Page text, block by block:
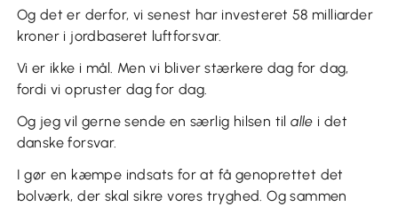
Og det er derfor, vi senest har investeret 58 milliarder
kroner i jordbaseret luftforsvar.
Vi er ikke i mål. Men vi bliver stærkere dag for dag,
fordi vi opruster dag for dag.
Og jeg vil gerne sende en særlig hilsen tilalle i det
danske forsvar.
I gør en kæmpe indsats for at få genoprettet det
bolværk, der skal sikre vores tryghed. Og sammen